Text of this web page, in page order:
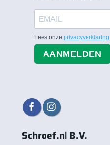
Lees onze privacyverklaring
AANMELDEN
Schroef.nl B.V.